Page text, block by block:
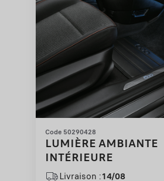
Code 50290428
LUMIÈRE AMBIANTE
INTÉRIEURE
Livraison :14/08